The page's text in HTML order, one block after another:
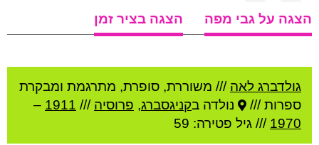
הצגה על גבי מפה
הצגה בציר זמן
גולדברג לאה /// משוררת, סופרת, מתרגמת ומבקרת
ספרות ///
נולדה בקניגסברג, פרוסיה ///
1911
–
1970 /// גיל פטירה: 59